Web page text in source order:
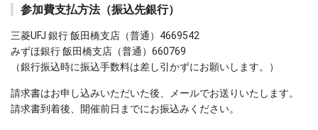
参加費支払方法（振込先銀行）
三菱UFJ 銀行 飯田橋支店（普通）4669542
みずほ銀行 飯田橋支店（普通）660769
（銀行振込時に振込手数料は差し引かずにお願いします。）
請求書はお申し込みいただいた後、メールでお送りいたします。
請求書到着後、開催前日までにお振込みください。